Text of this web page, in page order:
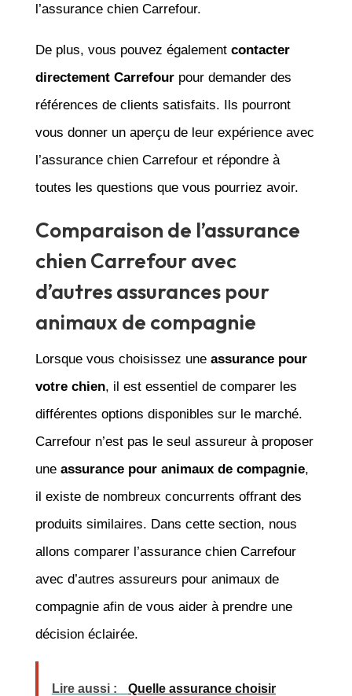
l’assurance chien Carrefour.
De plus, vous pouvez également contacter
directement Carrefourpour demander des
références de clients satisfaits. Ils pourront
vous donner un aperçu de leur expérience avec
l’assurance chien Carrefour et répondre à
toutes les questions que vous pourriez avoir.
Comparaison de l’assurance
chien Carrefour avec
d’autres assurances pour
animaux de compagnie
Lorsque vous choisissez une assurance pour
votre chien, il est essentiel de comparer les
différentes options disponibles sur le marché.
Carrefour n’est pas le seul assureur à proposer
une assurance pour animaux de compagnie,
il existe de nombreux concurrents offrant des
produits similaires. Dans cette section, nous
allons comparer l’assurance chien Carrefour
avec d’autres assureurs pour animaux de
compagnie afin de vous aider à prendre une
décision éclairée.
Lire aussi : Quelle assurance choisir